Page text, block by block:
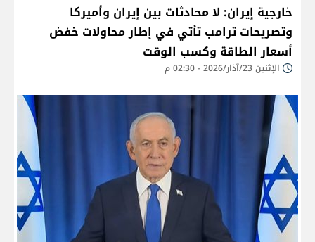
خارجية إيران: لا محادثات بين إيران وأميركا
وتصريحات ترامب تأتي في إطار محاولات خفض
أسعار الطاقة وكسب الوقت
الإثنين 23/آذار/2026 - 02:30 م